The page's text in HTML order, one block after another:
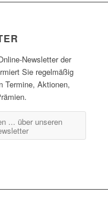
Newsletter der
Sie regelmäßig
Termine, Aktionen,
... über unseren